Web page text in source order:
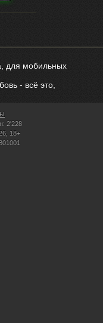
для мобильных
- всё это,
2'228
18+